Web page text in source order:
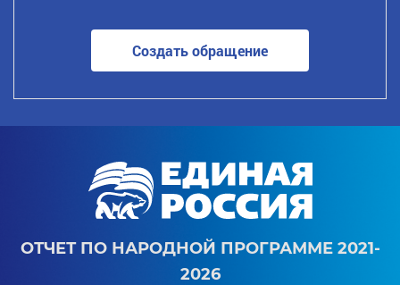
Создать обращение
ОТЧЕТ ПО НАРОДНОЙ ПРОГРАММЕ 2021-
2026